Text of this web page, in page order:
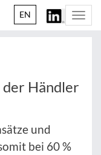
EN
der Händler
und
bei 60 %